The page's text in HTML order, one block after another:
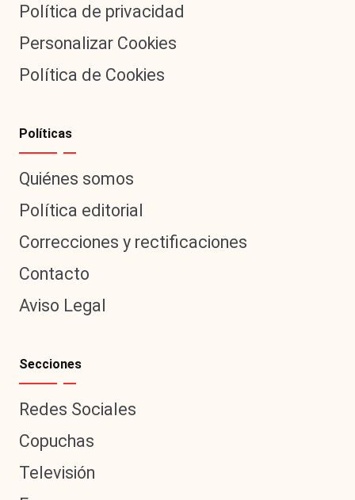
Política de privacidad
Personalizar Cookies
Política de Cookies
Políticas
Quiénes somos
Política editorial
Correcciones y rectificaciones
Contacto
Aviso Legal
Secciones
Redes Sociales
Copuchas
Televisión